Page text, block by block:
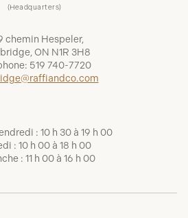
(Headquarters)
chemin Hespeler,
ON N1R 3H8
519 740-7720
: 10 h 30 à 19 h 00
: 10 h 00 à 18 h 00
: 11 h 00 à 16 h 00